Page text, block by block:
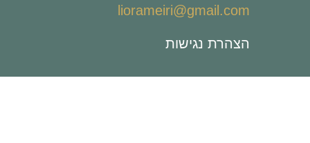
liorameiri@gmail.com
הצהרת נגישות